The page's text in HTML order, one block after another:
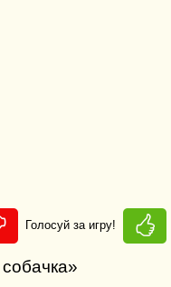
Голосуй за игру!